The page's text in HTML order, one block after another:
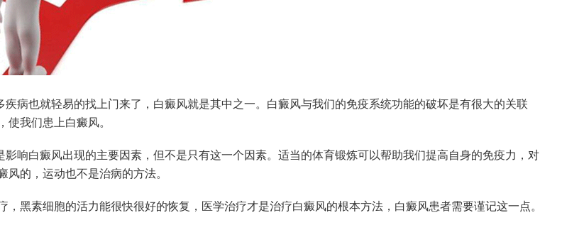
也就轻易的找上门来了，白癜风就是其中之一。白癜风与我们的免疫系统功能的破坏是有很大的关联
我们患上白癜风。
白癜风出现的主要因素，但不是只有这一个因素。适当的体育锻炼可以帮助我们提高自身的免疫力，对
的，运动也不是治病的方法。
素细胞的活力能很快很好的恢复，医学治疗才是治疗白癜风的根本方法，白癜风患者需要谨记这一点。